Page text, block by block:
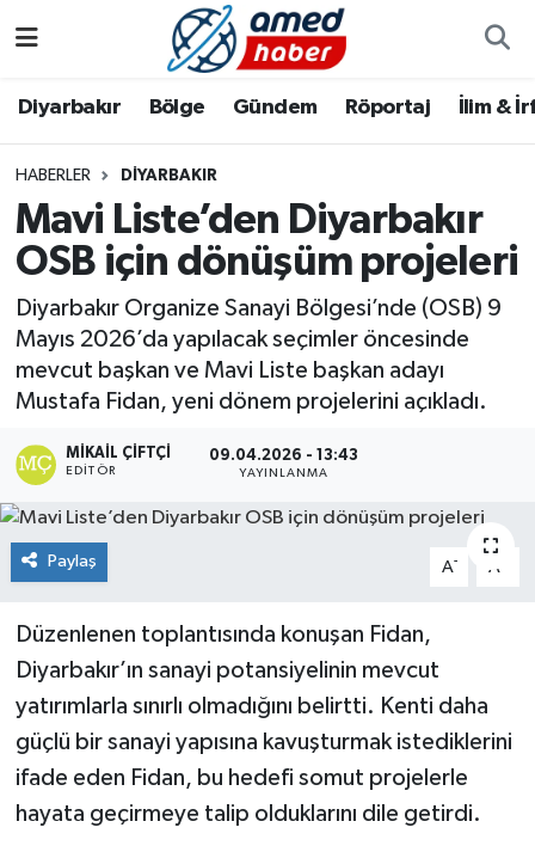
Diyarbakır Bölge Gündem Röportaj İlim &
HABERLER DIYARBAKIR
Mavi Liste’den Diyarbakır
OSB için dönüşüm projeleri
Diyarbakır Organize Sanayi Bölgesi’nde (OSB) 9
Mayıs 2026’da yapılacak seçimler öncesinde
mevcut başkan ve Mavi Liste başkan adayı
Mustafa Fidan, yeni dönem projelerini açıkladı.
MIKAIL ÇIFTÇI
EDITÖR
09.04.2026 - 13:43
YAYINLANMA
Paylaş A- A
Düzenlenen toplantısında konuşan Fidan,
Diyarbakır’ın sanayi potansiyelinin mevcut
yatırımlarla sınırlı olmadığını belirtti. Kenti daha
güçlü bir sanayi yapısına kavuşturmak istediklerini
ifade eden Fidan, bu hedefi somut projelerle
hayata geçirmeye talip olduklarını dile getirdi.
Bölge
Röportaj
Foto Galeri
Yazarlar
Aile
Asayiş
Bilim & Teknoloji
Bölge
Dünya
Eğitim
Ekonomi
Genel
Güncel
Gündem
İlim & İrfan
Kültür & Sanat
Diyarbakır Hava Durumu
Diyarbakır Namaz Vakitleri
Diyarbakır Trafik Yoğunluk Haritası
Süper Lig Puan Durumu ve Fikstür
Tüm Manşetler
Son Dakika Haberleri
Haber Arşivi